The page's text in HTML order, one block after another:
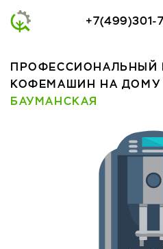
+7(499)301-
ПРОФЕССИОНАЛЬНЫЙ
КОФЕМАШИН НА ДОМУ
БАУМАНСКАЯ